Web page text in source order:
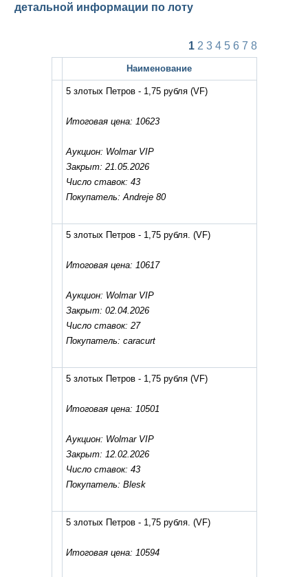
детальной информации по лоту
1 2 3 4 5 6 7 8
Наименование
5 злотых Петров - 1,75 рубля(VF)
Итоговая цена: 10623
Аукцион: Wolmar VIP
Закрыт: 21.05.2026
Число ставок: 43
Покупатель: Andreje 80
5 злотых Петров - 1,75 рубля. (VF)
Итоговая цена: 10617
Аукцион: Wolmar VIP
Закрыт: 02.04.2026
Число ставок: 27
Покупатель: caracurt
5 злотых Петров - 1,75 рубля(VF)
Итоговая цена: 10501
Аукцион: Wolmar VIP
Закрыт: 12.02.2026
Число ставок: 43
Покупатель: Blesk
5 злотых Петров - 1,75 рубля. (VF)
Итоговая цена: 10594